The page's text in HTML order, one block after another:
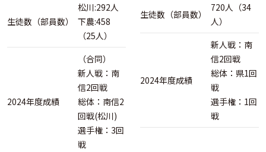
生徒数（部員数）
松川:292人
下農:458
（25人）
2024年度成績
（合同）
新人戦：南
信2回戦
総体：南信2
回戦(松川)
選手権：3回
戦
生徒数（部員数）
720人（34
人）
2024年度成績
新人戦：南
信2回戦
総体：県1回
戦
選手権：1回
戦